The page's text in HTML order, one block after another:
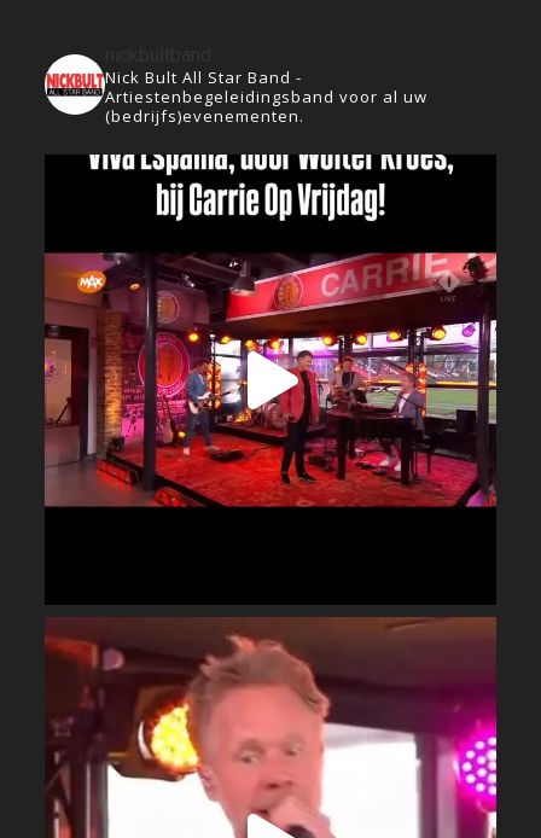
Nick Bult All Star Band -
Artiestenbegeleidingsband voor al uw
(bedrijfs)evenementen.